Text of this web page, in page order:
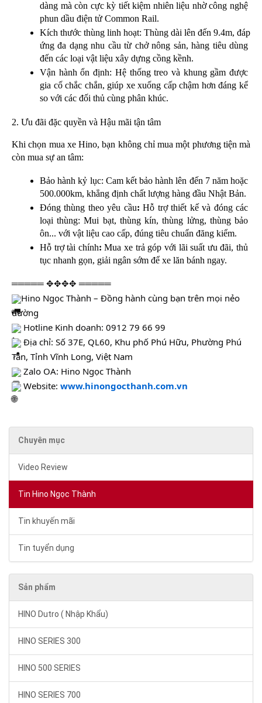
dàng mà còn cực kỳ tiết kiệm nhiên liệu nhờ công nghệ
phun dầu điện tử Common Rail.
Kích thước thùng linh hoạt: Thùng dài lên đến 9.4m, đáp
ứng đa dạng nhu cầu từ chở nông sản, hàng tiêu dùng
đến các loại vật liệu xây dựng cồng kềnh.
Vận hành ổn định: Hệ thống treo và khung gầm được
gia cố chắc chắn, giúp xe xuống cấp chậm hơn đáng kể
so với các đối thủ cùng phân khúc.
2. Ưu đãi đặc quyền và Hậu mãi tận tâm
Khi chọn mua xe Hino, bạn không chỉ mua một phương tiện mà
còn mua sự an tâm:
Bảo hành kỷ lục: Cam kết bảo hành lên đến 7 năm hoặc
500.000km, khẳng định chất lượng hàng đầu Nhật Bản.
Đóng thùng theo yêu cầu: Hỗ trợ thiết kế và đóng các
loại thùng: Mui bạt, thùng kín, thùng lửng, thùng bảo
ôn... với vật liệu cao cấp, đúng tiêu chuẩn đăng kiểm.
Hỗ trợ tài chính: Mua xe trả góp với lãi suất ưu đãi, thủ
tục nhanh gọn, giải ngân sớm để xe lăn bánh ngay.
═════ ✥✥✥✥ ═════
Hino Ngọc Thành – Đồng hành cùng bạn trên mọi nẻo
đường
Hotline Kinh doanh: 0912 79 66 99
Địa chỉ: Số 37E, QL60, Khu phố Phú Hữu, Phường Phú
Tân, Tỉnh Vĩnh Long, Việt Nam
Zalo OA: Hino Ngọc Thành
Website: www.hinongocthanh.com.vn
Chuyên mục
Video Review
Tin Hino Ngọc Thành
Tin khuyến mãi
Tin tuyển dụng
Sản phẩm
HINO Dutro ( Nhập Khẩu)
HINO SERIES 300
HINO 500 SERIES
HINO SERIES 700